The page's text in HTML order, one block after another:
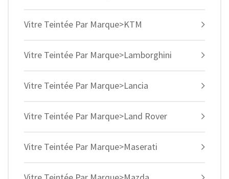
Vitre Teintée Par Marque>KTM
Vitre Teintée Par Marque>Lamborghini
Vitre Teintée Par Marque>Lancia
Vitre Teintée Par Marque>Land Rover
Vitre Teintée Par Marque>Maserati